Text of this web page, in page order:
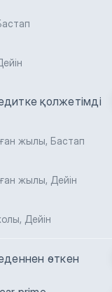
қолжетімді
жылы, Бастап
жылы, Дейін
Дейін
өткен